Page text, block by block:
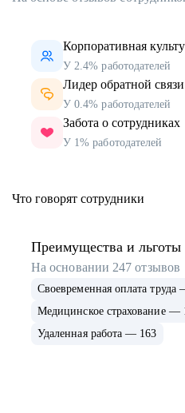
Корпоративная
У 2.4% работодателей
Лидер обратной связи
У 0.4% работодателей
Забота о сотрудниках
У 1% работодателей
Что говорят сотрудники
Преимущества и льготы
На основании 247 отзывов
Своевременная оплата труда
Медицинское страхование —
Удаленная работа — 163